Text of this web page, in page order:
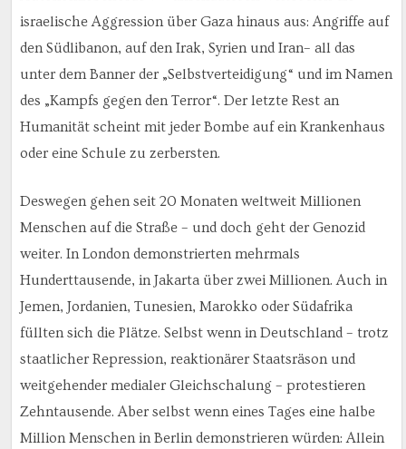
israelische Aggression über Gaza hinaus aus: Angriffe auf
den Südlibanon, auf den Irak, Syrien und Iran– all das
unter dem Banner der „Selbstverteidigung“ und im Namen
des „Kampfs gegen den Terror“. Der letzte Rest an
Humanität scheint mit jeder Bombe auf ein Krankenhaus
oder eine Schule zu zerbersten.
Deswegen gehen seit 20 Monaten weltweit Millionen
Menschen auf die Straße – und doch geht der Genozid
weiter. In London demonstrierten mehrmals
Hunderttausende, in Jakarta über zwei Millionen. Auch in
Jemen, Jordanien, Tunesien, Marokko oder Südafrika
füllten sich die Plätze. Selbst wenn in Deutschland – trotz
staatlicher Repression, reaktionärer Staatsräson und
weitgehender medialer Gleichschalung – protestieren
Zehntausende. Aber selbst wenn eines Tages eine halbe
Million Menschen in Berlin demonstrieren würden: Allein